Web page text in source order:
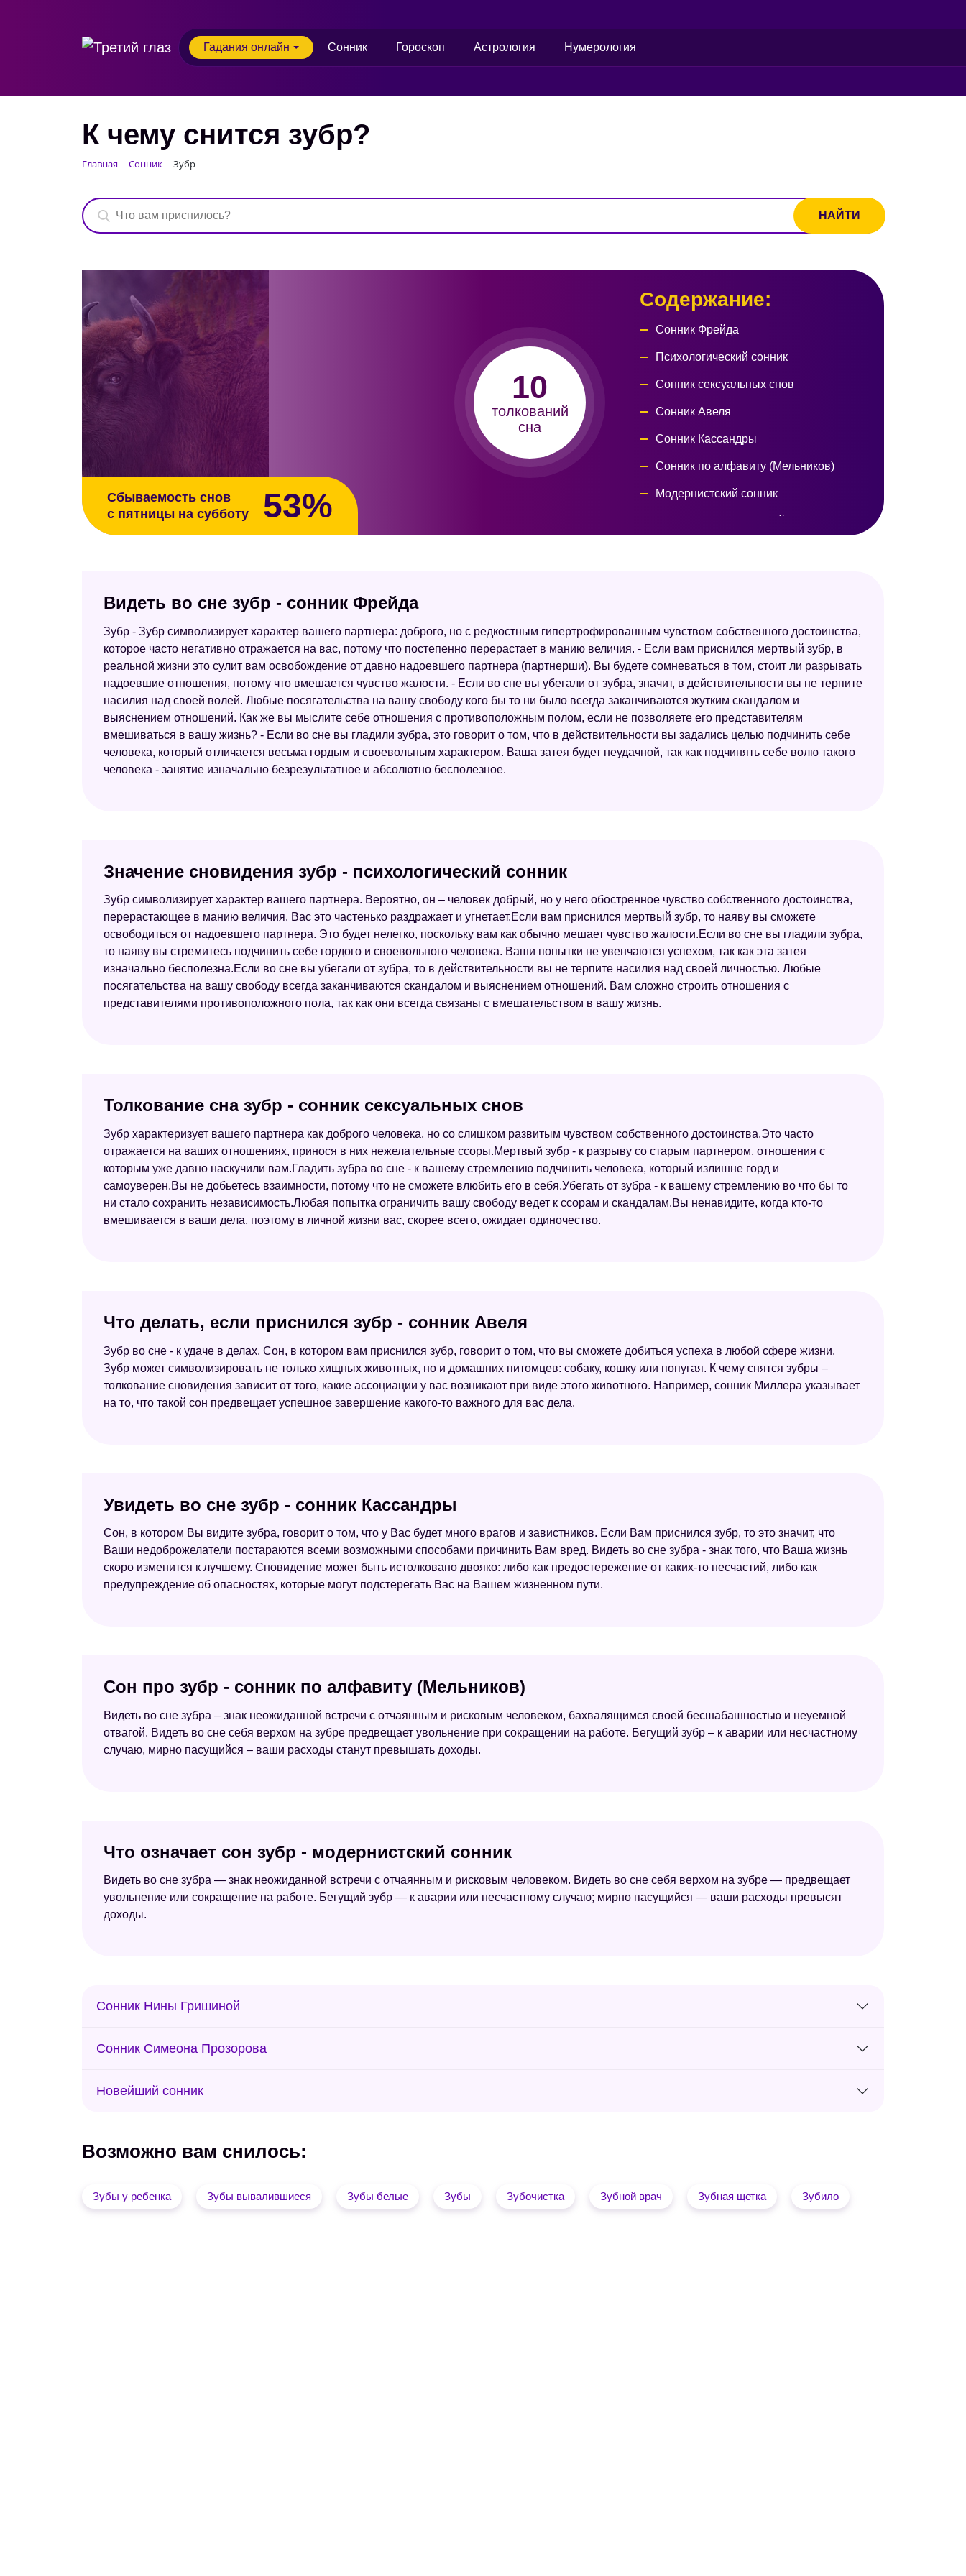
Гадания онлайн Сонник Гороскоп Астрология Нумерология
К чему снится зубр?
Главная Сонник Зубр
Сбываемость снов
с пятницы на субботу
53%
10
толкований
сна
Содержание:
Сонник Фрейда
Психологический сонник
Сонник сексуальных снов
Сонник Авеля
Сонник Кассандры
Сонник по алфавиту (Мельников)
Модернистский сонник
Видеть во сне зубр - сонник Фрейда
Зубр - Зубр символизирует характер вашего партнера: доброго, но с редкостным гипертрофированным чувством собственного достоинства,
которое часто негативно отражается на вас, потому что постепенно перерастает в манию величия. - Если вам приснился мертвый зубр, в
реальной жизни это сулит вам освобождение от давно надоевшего партнера (партнерши). Вы будете сомневаться в том, стоит ли разрывать
надоевшие отношения, потому что вмешается чувство жалости. - Если во сне вы убегали от зубра, значит, в действительности вы не терпите
насилия над своей волей. Любые посягательства на вашу свободу кого бы то ни было всегда заканчиваются жутким скандалом и
выяснением отношений. Как же вы мыслите себе отношения с противоположным полом, если не позволяете его представителям
вмешиваться в вашу жизнь? - Если во сне вы гладили зубра, это говорит о том, что в действительности вы задались целью подчинить себе
человека, который отличается весьма гордым и своевольным характером. Ваша затея будет неудачной, так как подчинять себе волю такого
человека - занятие изначально безрезультатное и абсолютно бесполезное.
Значение сновидения зубр - психологический сонник
Зубр символизирует характер вашего партнера. Вероятно, он – человек добрый, но у него обостренное чувство собственного достоинства,
перерастающее в манию величия. Вас это частенько раздражает и угнетает.Если вам приснился мертвый зубр, то наяву вы сможете
освободиться от надоевшего партнера. Это будет нелегко, поскольку вам как обычно мешает чувство жалости.Если во сне вы гладили зубра,
то наяву вы стремитесь подчинить себе гордого и своевольного человека. Ваши попытки не увенчаются успехом, так как эта затея
изначально бесполезна.Если во сне вы убегали от зубра, то в действительности вы не терпите насилия над своей личностью. Любые
посягательства на вашу свободу всегда заканчиваются скандалом и выяснением отношений. Вам сложно строить отношения с
представителями противоположного пола, так как они всегда связаны с вмешательством в вашу жизнь.
Толкование сна зубр - сонник сексуальных снов
Зубр характеризует вашего партнера как доброго человека, но со слишком развитым чувством собственного достоинства.Это часто
отражается на ваших отношениях, принося в них нежелательные ссоры.Мертвый зубр - к разрыву со старым партнером, отношения с
которым уже давно наскучили вам.Гладить зубра во сне - к вашему стремлению подчинить человека, который излишне горд и
самоуверен.Вы не добьетесь взаимности, потому что не сможете влюбить его в себя.Убегать от зубра - к вашему стремлению во что бы то
ни стало сохранить независимость.Любая попытка ограничить вашу свободу ведет к ссорам и скандалам.Вы ненавидите, когда кто-то
вмешивается в ваши дела, поэтому в личной жизни вас, скорее всего, ожидает одиночество.
Что делать, если приснился зубр - сонник Авеля
Зубр во сне - к удаче в делах. Сон, в котором вам приснился зубр, говорит о том, что вы сможете добиться успеха в любой сфере жизни.
Зубр может символизировать не только хищных животных, но и домашних питомцев: собаку, кошку или попугая. К чему снятся зубры –
толкование сновидения зависит от того, какие ассоциации у вас возникают при виде этого животного. Например, сонник Миллера указывает
на то, что такой сон предвещает успешное завершение какого-то важного для вас дела.
Увидеть во сне зубр - сонник Кассандры
Сон, в котором Вы видите зубра, говорит о том, что у Вас будет много врагов и завистников. Если Вам приснился зубр, то это значит, что
Ваши недоброжелатели постараются всеми возможными способами причинить Вам вред. Видеть во сне зубра - знак того, что Ваша жизнь
скоро изменится к лучшему. Сновидение может быть истолковано двояко: либо как предостережение от каких-то несчастий, либо как
предупреждение об опасностях, которые могут подстерегать Вас на Вашем жизненном пути.
Сон про зубр - сонник по алфавиту (Мельников)
Видеть во сне зубра – знак неожиданной встречи с отчаянным и рисковым человеком, бахвалящимся своей бесшабашностью и неуемной
отвагой. Видеть во сне себя верхом на зубре предвещает увольнение при сокращении на работе. Бегущий зубр – к аварии или несчастному
случаю, мирно пасущийся – ваши расходы станут превышать доходы.
Что означает сон зубр - модернистский сонник
Видеть во сне зубра — знак неожиданной встречи с отчаянным и рисковым человеком. Видеть во сне себя верхом на зубре — предвещает
увольнение или сокращение на работе. Бегущий зубр — к аварии или несчастному случаю; мирно пасущийся — ваши расходы превысят
доходы.
Сонник Нины Гришиной
Сонник Симеона Прозорова
Новейший сонник
Возможно вам снилось:
Зубы у ребенка Зубы вывалившиеся Зубы белые Зубы Зубочистка Зубной врач Зубная щетка Зубило